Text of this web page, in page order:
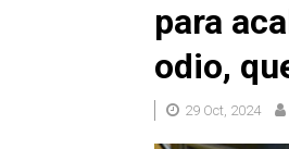
para
odio,
29 Oct, 2024